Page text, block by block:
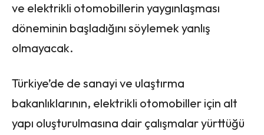
ve elektrikli otomobillerin yaygınlaşması
döneminin başladığını söylemek yanlış
olmayacak.
Türkiye’de de sanayi ve ulaştırma
bakanlıklarının, elektrikli otomobiller için alt
yapı oluşturulmasına dair çalışmalar yürttüğü